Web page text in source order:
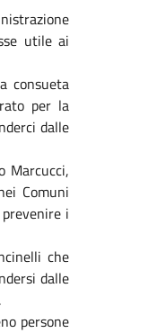
utile ai
consueta
per la
dalle
Marcucci,
Comuni
i
che
dalle
persone